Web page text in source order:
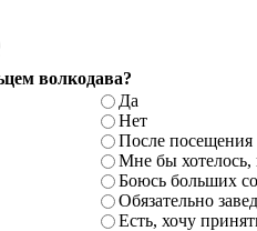
волкодава?
Да
Нет
После посещения
Мне бы
Боюсь больших
Обязательно
Есть, хочу